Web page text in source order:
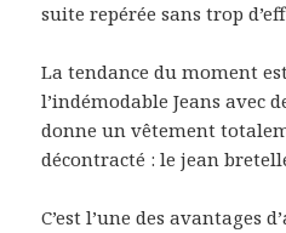
suite repérée sans trop
La tendance du moment
l’indémodable Jeans avec
donne un vêtement
décontracté : le jean
C’est l’une des avantages